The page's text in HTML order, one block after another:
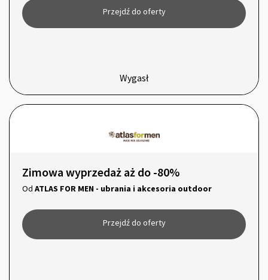
Przejdź do oferty
Wygasł
Zimowa wyprzedaż aż do -80%
Od ATLAS FOR MEN - ubrania i akcesoria outdoor
Przejdź do oferty